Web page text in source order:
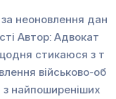
неоновлення дан
Автор: Адвокат
стикаюся з т
військово-об
найпоширеніших